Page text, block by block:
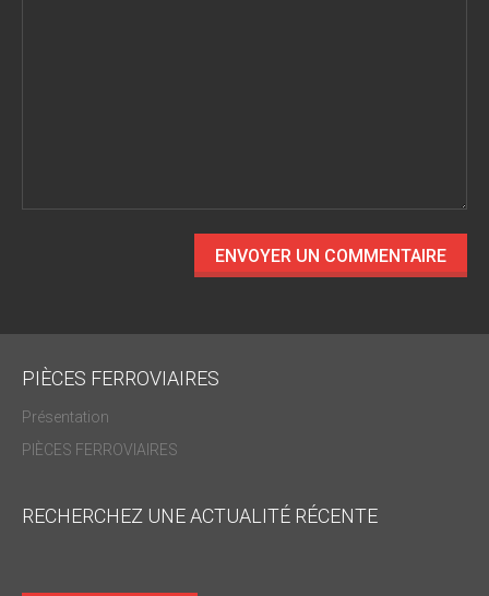
PIÈCES FERROVIAIRES
Présentation
PIÈCES FERROVIAIRES
RECHERCHEZ UNE ACTUALITÉ RÉCENTE